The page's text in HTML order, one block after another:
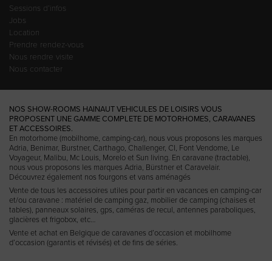
Sessions d’infos
Jobs
Location
Prendre rendez-vous
Nous rendre visite
Nous contacter
NOS SHOW-ROOMS HAINAUT VEHICULES DE LOISIRS VOUS
PROPOSENT UNE GAMME COMPLETE DE MOTORHOMES, CARAVANES
ET ACCESSOIRES.
En motorhome (mobilhome, camping-car), nous vous proposons les marques
Adria, Benimar, Burstner, Carthago, Challenger, CI, Font Vendome, Le
Voyageur, Malibu, Mc Louis, Morelo et Sun living. En caravane (tractable),
nous vous proposons les marques Adria, Bürstner et Caravelair.
Découvrez également nos fourgons et vans aménagés
Vente de tous les accessoires utiles pour partir en vacances en camping-car
et/ou caravane : matériel de camping gaz, mobilier de camping (chaises et
tables), panneaux solaires, gps, caméras de recul, antennes paraboliques,
glacières et frigobox, etc…
Vente et achat en Belgique de caravanes d’occasion et mobilhome
d’occasion (garantis et révisés) et de fins de séries.